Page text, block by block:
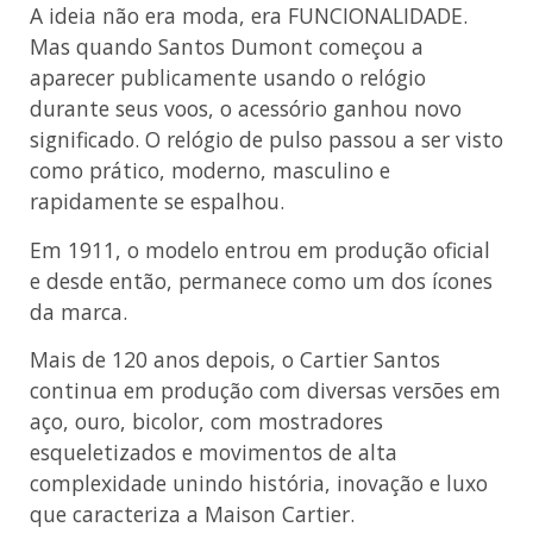
A ideia não era moda, era FUNCIONALIDADE.
Mas quando Santos Dumont começou a
aparecer publicamente usando o relógio
durante seus voos, o acessório ganhou novo
significado. O relógio de pulso passou a ser visto
como prático, moderno, masculino e
rapidamente se espalhou.
Em 1911, o modelo entrou em produção oficial
e desde então, permanece como um dos ícones
da marca.
Mais de 120 anos depois, o Cartier Santos
continua em produção com diversas versões em
aço, ouro, bicolor, com mostradores
esqueletizados e movimentos de alta
complexidade unindo história, inovação e luxo
que caracteriza a Maison Cartier.